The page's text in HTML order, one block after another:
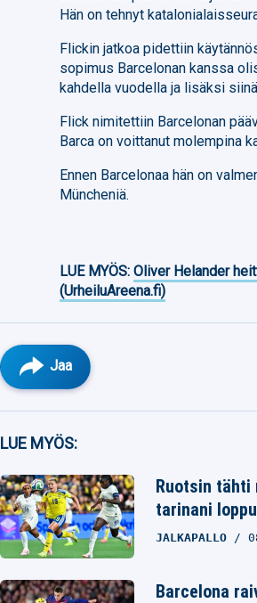
Hän on tehnyt
Flickin jatkoa pidettiin
sopimus Barcelonan kanssa
kahdella vuodella ja lisäksi
Flick nimitettiin Barcelonan
Barca on voittanut molempina
Ennen Barcelonaa hän on
Müncheniä.
LUE MYÖS:Oliver Helander
(UrheiluAreena.fi)
Jaa
Facebook
Twitter
Whatsapp
LUE MYÖS:
Ruotsin tähti
tarinani
JALKAPALLO
Barcelona